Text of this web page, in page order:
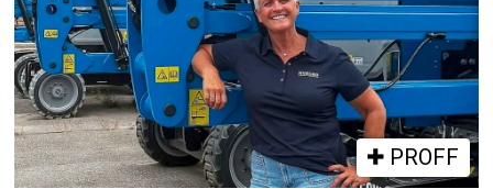
PROFF